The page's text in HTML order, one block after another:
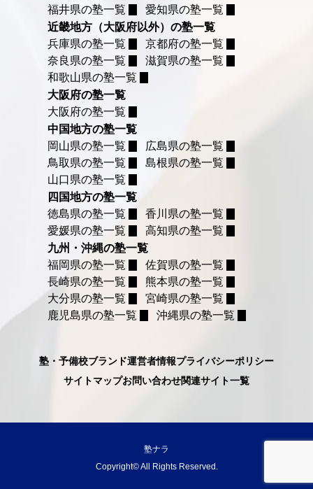
福井県の塾一覧
愛知県の塾一覧
近畿地方（大阪府以外）の塾一覧
兵庫県の塾一覧
京都府の塾一覧
奈良県の塾一覧
滋賀県の塾一覧
和歌山県の塾一覧
大阪府の塾一覧
大阪府の塾一覧
中国地方の塾一覧
岡山県の塾一覧
広島県の塾一覧
鳥取県の塾一覧
島根県の塾一覧
山口県の塾一覧
四国地方の塾一覧
徳島県の塾一覧
香川県の塾一覧
愛媛県の塾一覧
高知県の塾一覧
九州・沖縄の塾一覧
福岡県の塾一覧
佐賀県の塾一覧
長崎県の塾一覧
熊本県の塾一覧
大分県の塾一覧
宮崎県の塾一覧
鹿児島県の塾一覧
沖縄県の塾一覧
塾・予備校ブランド運営者情報プライバシーポリシー
サイトマップお問い合わせ関連サイト一覧
塾ナラ
Copyright© All Rights Reserved.